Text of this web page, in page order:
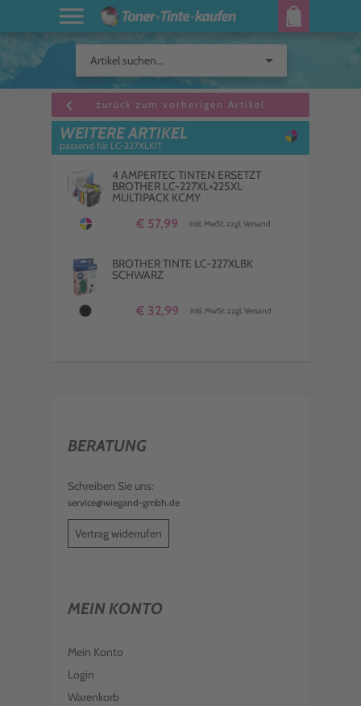
Artikel suchen... arrow_drop_down
zurück zum vorherigen Artikel
keyboard_arrow_left
WEITERE ARTIKEL
passend für LC-227XLKIT
4 AMPERTEC TINTEN ERSETZT
BROTHER LC-227XL+225XL
MULTIPACK KCMY
€ 57,99 inkl. MwSt. zzgl. Versand
BROTHER TINTE LC-227XLBK
SCHWARZ
€ 32,99 inkl. MwSt. zzgl. Versand
BERATUNG
Schreiben Sie uns:
service@wiegand-gmbh.de
Vertrag widerrufen
MEIN KONTO
Mein Konto
Login
Warenkorb